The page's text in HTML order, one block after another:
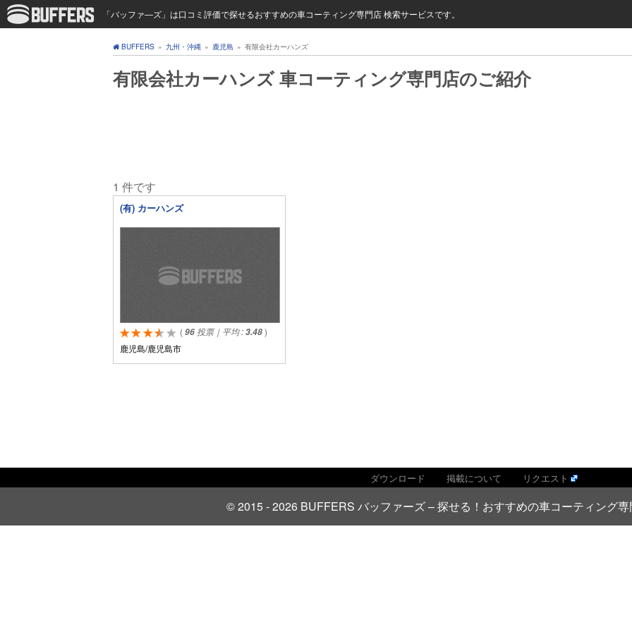
「バッファ―ズ」は口コミ評価で探せるおすすめの車コーティング専門店 検索サービスです。
BUFFERS » 九州・沖縄 » 鹿児島 » 有限会社カーハンズ
有限会社カーハンズ 車コーティング専門店のご紹介
1 件です
(有) カーハンズ
(96投票｜平均 :3.48)
鹿児島/鹿児島市
ダウンロード 掲載について リクエスト
© 2015 - 2026 BUFFERS バッファーズ – 探せる！おすすめの車コーティング